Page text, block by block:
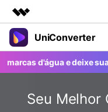
Produtos em destaque
Criatividade digital
Negócios
Visão geral
Sobre nós
UniConverter
Productos
UniConverter-
Características
d'água e deixe suas
Seu Melhor